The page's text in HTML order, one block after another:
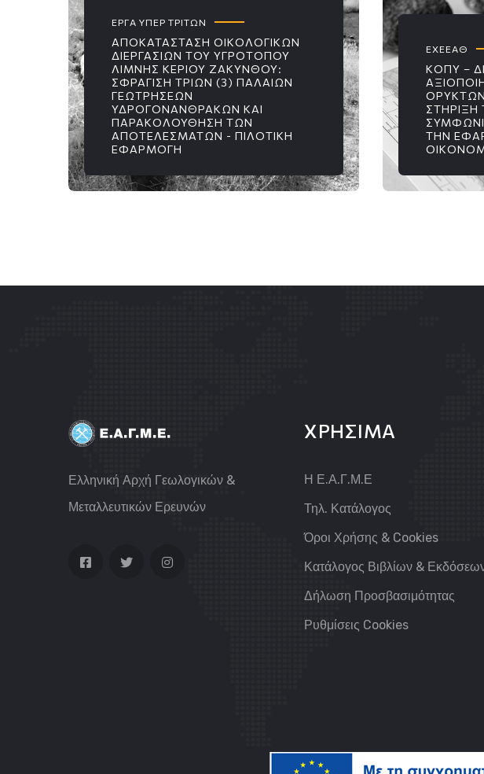
ΕΡΓΑ ΥΠΕΡ ΤΡΙΤΩΝ
ΑΠΟΚΑΤΆΣΤΑΣΗ ΟΙΚΟΛΟΓΙΚΏΝ
ΔΙΕΡΓΑΣΙΏΝ ΤΟΥ ΥΓΡΟΤΌΠΟΥ
ΛΊΜΝΗΣ ΚΕΡΙΟΎ ΖΑΚΎΝΘΟΥ:
ΣΦΡΆΓΙΣΗ ΤΡΙΏΝ (3) ΠΑΛΑΙΏΝ
ΓΕΩΤΡΉΣΕΩΝ
ΥΔΡΟΓΟΝΑΝΘΡΆΚΩΝ ΚΑΙ
ΠΑΡΑΚΟΛΟΎΘΗΣΗ ΤΩΝ
ΑΠΟΤΕΛΕΣΜΆΤΩΝ - ΠΙΛΟΤΙΚΉ
ΕΦΑΡΜΟΓΉ
ΕΧΕΕΑΘ
ΚΟΠΥ –
ΣΤΉΡΙΞΗ
ΤΗΝ
Ελληνική Αρχή Γεωλογικών &
Μεταλλευτικών Ερευνών
ΧΡΗΣΙΜΑ
Η Ε.Α.Γ.Μ.Ε
Τηλ. Κατάλογος
Όροι Χρήσης & Cookies
Κατάλογος Βιβλίων &
Δήλωση Προσβασιμότητας
Ρυθμίσεις Cookies